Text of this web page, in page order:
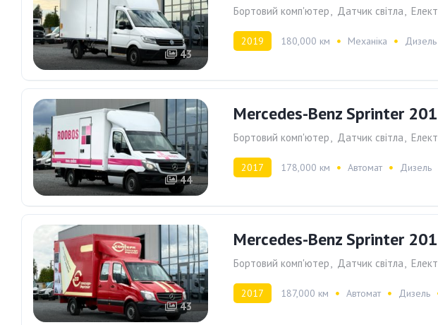
43
Бортовий комп'ютер, Датчик світла,
2019 180,000 км Механіка Дизель
44
Mercedes-Benz Sprinter
Бортовий комп'ютер Датчик світла
2017 178,000 км Автомат Дизель
43
Mercedes-Benz Sprinter
Бортовий комп'ютер, Датчик світла,
2017 187,000 км Автомат Дизель